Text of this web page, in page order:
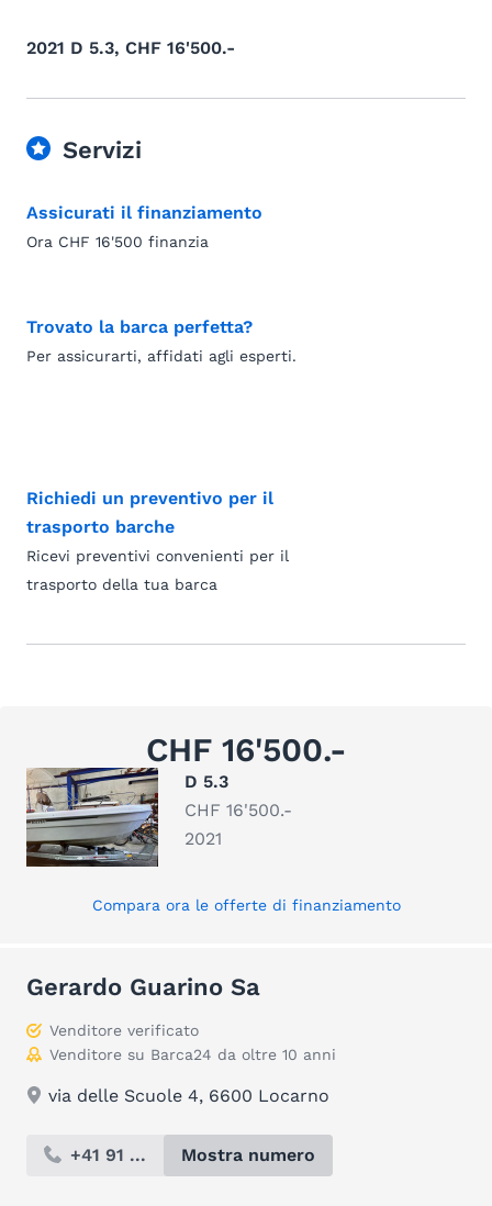
2021 D 5.3, CHF 16'500.-
Servizi
Assicurati il finanziamento
Ora CHF 16'500 finanzia
Trovato la barca perfetta?
Per assicurarti, affidati agli esperti.
Richiedi un preventivo per il
trasporto barche
Ricevi preventivi convenienti per il
trasporto della tua barca
CHF 16'500.-
D 5.3
CHF 16'500.-
2021
Compara ora le offerte di finanziamento
Gerardo Guarino Sa
Venditore verificato
Venditore su Barca24 da oltre 10 anni
via delle Scuole 4, 6600 Locarno
+41 91 ... Mostra numero